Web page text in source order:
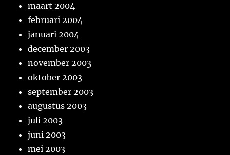
maart 2004
februari 2004
januari 2004
december 2003
november 2003
oktober 2003
september 2003
augustus 2003
juli 2003
juni 2003
mei 2003